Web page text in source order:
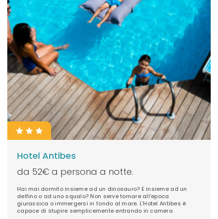
Hotel Antibes
da 52€ a persona a notte.
Hai mai dormito insieme ad un dinosauro? E insieme ad un
delfino o ad uno squalo? Non serve tornare all’epoca
giurassica o immergersi in fondo al mare. L’Hotel Antibes è
capace di stupire semplicemente entrando in camera